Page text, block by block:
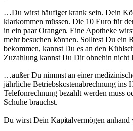
…Du wirst häufiger krank sein. Dein
klarkommen müssen. Die 10 Euro für
in ein paar Orangen. Eine Apotheke
mehr besuchen können. Solltest Du ein
bekommen, kannst Du es an den
Zuzahlung kannst Du Dir ohnehin nicht
…außer Du nimmst an einer
jährliche Betriebskostenabrechnung ins
Telefonrechnung bezahlt werden muss
Schuhe brauchst.
Du wirst Dein Kapitalvermögen anhand